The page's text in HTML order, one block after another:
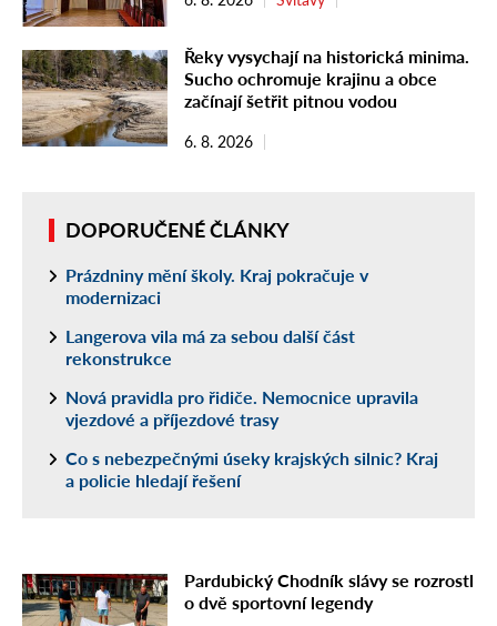
Řeky vysychají na historická minima.
Sucho ochromuje krajinu a obce
začínají šetřit pitnou vodou
6. 8. 2026
DOPORUČENÉ ČLÁNKY
Prázdniny mění školy. Kraj pokračuje v
modernizaci
Langerova vila má za sebou další část
rekonstrukce
Nová pravidla pro řidiče. Nemocnice upravila
vjezdové a příjezdové trasy
Co s nebezpečnými úseky krajských silnic? Kraj
a policie hledají řešení
Pardubický Chodník slávy se rozrostl
o dvě sportovní legendy